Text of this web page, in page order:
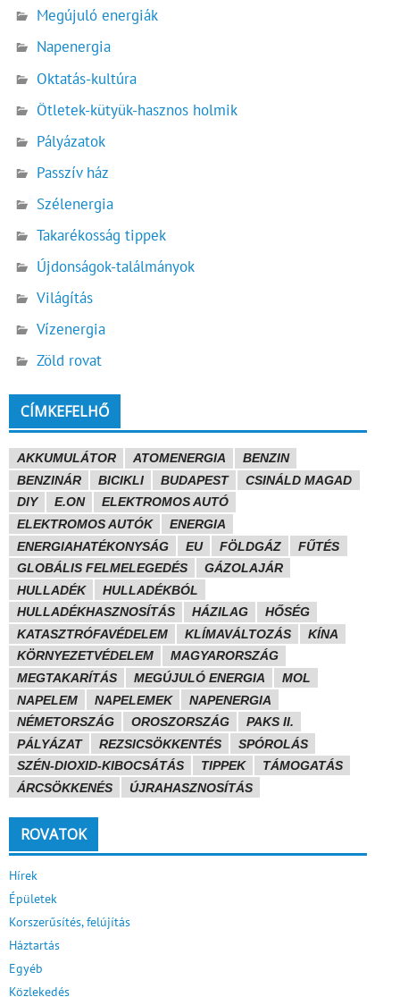
Megújuló energiák
Napenergia
Oktatás-kultúra
Ötletek-kütyük-hasznos holmik
Pályázatok
Passzív ház
Szélenergia
Takarékosság tippek
Újdonságok-találmányok
Világítás
Vízenergia
Zöld rovat
CÍMKEFELHŐ
AKKUMULÁTOR ATOMENERGIA
BENZIN
BENZINÁR
BICIKLI BUDAPEST
CSINÁLD MAGAD
DIY
E.ON
ELEKTROMOS AUTÓ
ELEKTROMOS AUTÓK
ENERGIA
ENERGIAHATÉKONYSÁG
EU FÖLDGÁZ
FŰTÉS
GLOBÁLIS FELMELEGEDÉS
GÁZOLAJÁR
HULLADÉK
HULLADÉKBÓL
HULLADÉKHASZNOSÍTÁS
HÁZILAG
HŐSÉG
KATASZTRÓFAVÉDELEM
KLÍMAVÁLTOZÁS
KÍNA
KÖRNYEZETVÉDELEM
MAGYARORSZÁG
MEGTAKARÍTÁS
MEGÚJULÓ ENERGIA
MOL
NAPELEM
NAPELEMEK
NAPENERGIA
NÉMETORSZÁG
OROSZORSZÁG
PAKS II.
PÁLYÁZAT
REZSICSÖKKENTÉS
SPÓROLÁS
SZÉN-DIOXID-KIBOCSÁTÁS
TIPPEK
TÁMOGATÁS
ÁRCSÖKKENÉS
ÚJRAHASZNOSÍTÁS
ROVATOK
Hírek
Épületek
Korszerűsítés, felújítás
Háztartás
Egyéb
Közlekedés